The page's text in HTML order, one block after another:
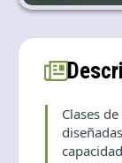
Clases